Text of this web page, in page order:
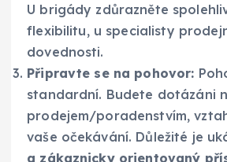
U brigády zdůrazněte
flexibilitu, u specialisty
dovednosti.
Připravte se na pohovor:
standardní. Budete dotázáni
prodejem/poradenstvím,
vaše očekávání. Důležité je
a zákaznicky orientovaný